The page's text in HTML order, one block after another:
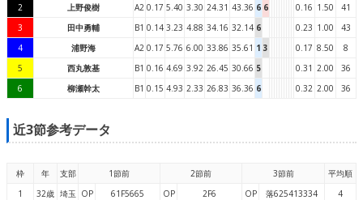
2
上野俊樹 A2 0.17 5.40 3.30 24.31 43.36 6 6 0.16 1.50
41
3
田中勇輔 B1 0.14 3.23 4.88 34.16 32.14 6 0.23 1.00
43
4
浦野海 A2 0.17 5.76 6.00 33.86 35.61 1 3 0.17 8.50
8
5
西丸敦基 B1 0.16 4.69 3.92 26.45 30.66 5 0.31 2.00
36
6
柳瀬幹太 B1 0.15 4.93 2.33 26.83 36.36 6 0.32 2.00 36
近3節参考データ
枠 年 支部 1節前 2節前 3節前
平均順
1
32歳 埼玉 OP 61F5665 OP 2F6 OP 落625413334
4